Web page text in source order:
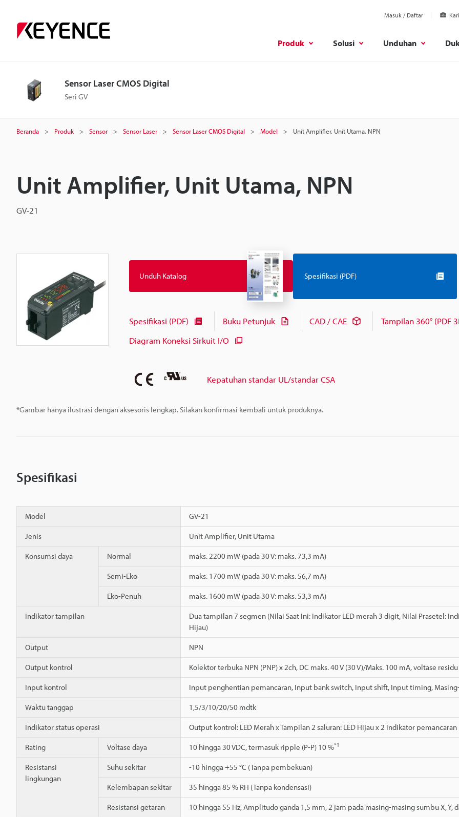
Masuk / Daftar
Produk Solusi Unduhan
Sensor Laser CMOS Digital
Seri GV
Beranda Produk Sensor Sensor Laser Sensor Laser CMOS Digital Model Unit Amplifier, Unit Utama, NPN
Unit Amplifier, Unit Utama, NPN
GV-21
*Gambar hanya ilustrasi dengan aksesoris lengkap. Silakan konfirmasi kembali untuk produknya.
Unduh Katalog Spesifikasi (PDF)
Spesifikasi (PDF) Buku Petunjuk CAD / CAE
Tampilan 360° (PDF
Diagram Koneksi Sirkuit I/O
Kepatuhan standar UL/standar CSA
Spesifikasi
Model GV-21
Jenis Unit Amplifier, Unit Utama
Konsumsi daya Normal maks. 2200 mW (pada 30 V: maks. 73,3 mA)
Semi-Eko maks. 1700 mW (pada 30 V: maks. 56,7 mA)
Eko-Penuh maks. 1600 mW (pada 30 V: maks. 53,3 mA)
Indikator tampilan
Dua tampilan 7 segmen (Nilai Saat Ini: Indikator LED merah 3 digit, Nilai Prasetel:
Hijau)
Output NPN
Output kontrol Kolektor terbuka NPN (PNP) x 2ch, DC maks. 40 V (30 V)/Maks. 100 mA, voltase residu
Input kontrol Input penghentian pemancaran, Input bank switch, Input shift, Input timing,
Waktu tanggap 1,5/3/10/20/50 mdtk
Indikator status operasi Output kontrol: LED Merah x Tampilan 2 saluran: LED Hijau x 2 Indikator
Rating Voltase daya 10 hingga 30 VDC, termasuk ripple (P-P) 10 %*1
Resistansi
lingkungan
Suhu sekitar -10 hingga +55 °C (Tanpa pembekuan)
Kelembapan sekitar 35 hingga 85 % RH (Tanpa kondensasi)
Resistansi getaran 10 hingga 55 Hz, Amplitudo ganda 1,5 mm, 2 jam pada masing-masing sumbu X, Y,